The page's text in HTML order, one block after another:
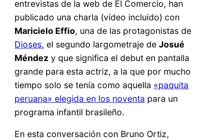
entrevistas de la web de El Comercio, han
publicado una charla (vídeo incluido) con
Maricielo Effio, una de las protagonistas de
Dioses, el segundo largometraje deJosué
Méndez y que significa el debut en pantalla
grande para esta actriz, a la que por mucho
tiempo solo se tenía como aquella «paquita
peruana» elegida en los noventa para un
programa infantil brasileño.
En esta conversación con Bruno Ortiz,